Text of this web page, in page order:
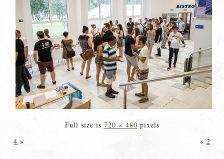
Full size is 720 × 480 pixels
4 » « 2